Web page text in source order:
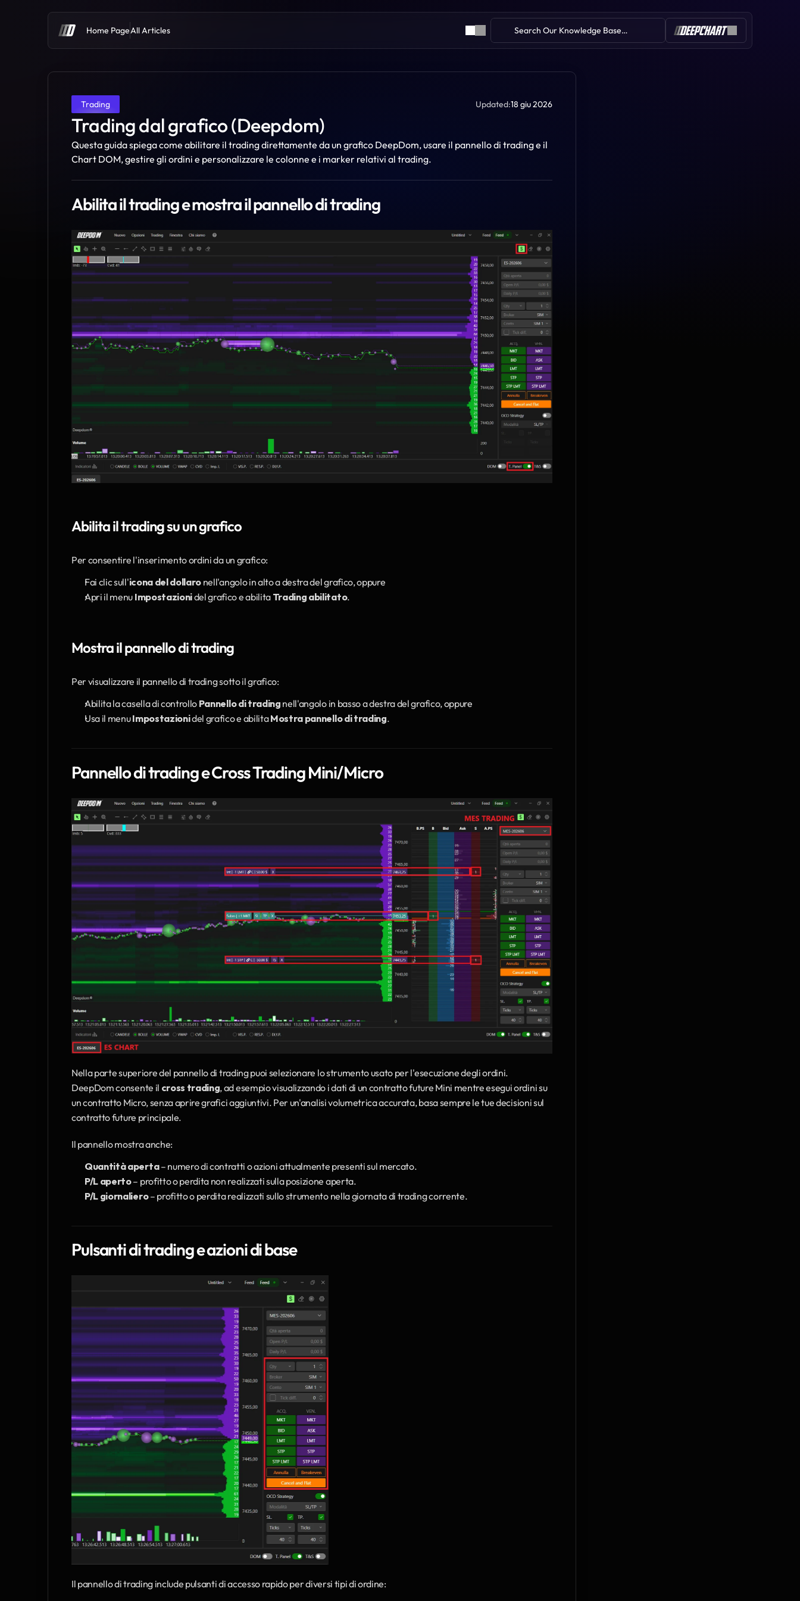
Home PageAll Articles Search Our Knowledge Base…
Trading Updated:18 giu 2026
Trading dal grafico (Deepdom)
Questa guida spiega come abilitare il trading direttamente da un grafico DeepDom, usare il pannello di trading e il
Chart DOM, gestire gli ordini e personalizzare le colonne e i marker relativi al trading.
Abilita il trading e mostra il pannello di trading
Abilita il trading su un grafico
Per consentire l'inserimento ordini da un grafico:
Fai clic sull'icona del dollaro nell'angolo in alto a destra del grafico, oppure
Apri il menu Impostazioni del grafico e abilita Trading abilitato.
Mostra il pannello di trading
Per visualizzare il pannello di trading sotto il grafico:
Abilita la casella di controllo Pannello di trading nell'angolo in basso a destra del grafico, oppure
Usa il menu Impostazioni del grafico e abilita Mostra pannello di trading.
Pannello di trading e Cross Trading Mini/Micro
Nella parte superiore del pannello di trading puoi selezionare lo strumento usato per l'esecuzione degli ordini.
DeepDom consente il cross trading, ad esempio visualizzando i dati di un contratto future Mini mentre esegui ordini su
un contratto Micro, senza aprire grafici aggiuntivi. Per un'analisi volumetrica accurata, basa sempre le tue decisioni sul
contratto future principale.
Il pannello mostra anche:
Quantità aperta – numero di contratti o azioni attualmente presenti sul mercato.
P/L aperto – profitto o perdita non realizzati sulla posizione aperta.
P/L giornaliero – profitto o perdita realizzati sullo strumento nella giornata di trading corrente.
Pulsanti di trading e azioni di base
Il pannello di trading include pulsanti di accesso rapido per diversi tipi di ordine: